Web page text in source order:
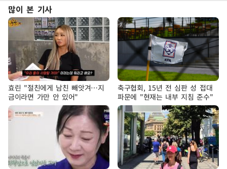
많이 본 기사
효린 "절친에게 남친 빼앗겨…지
금이라면 가만 안 있어"
축구협회, 15년 전 심판 성 접대
파문에 "현재는 내부 지침 준수"